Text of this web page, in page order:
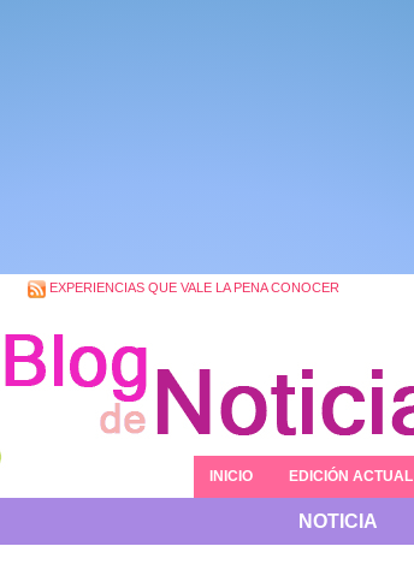
EXPERIENCIAS QUE VALE LA PENA CONOCER
INICIO EDICIÓN ACTUAL
NOTICIA